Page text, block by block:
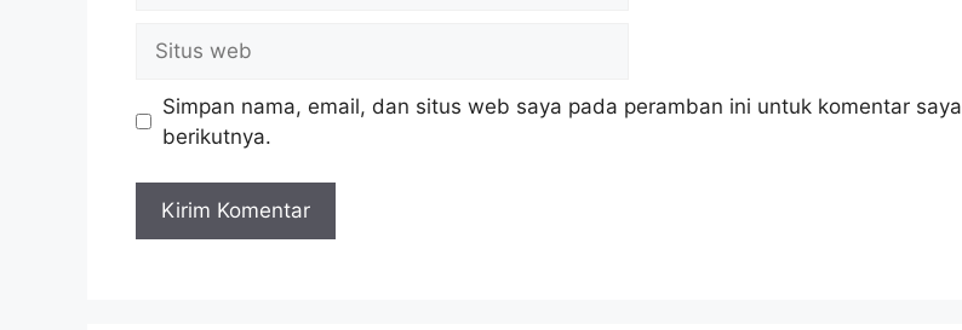
web
Simpan nama, email, dan situs web saya pada peramban ini untuk komentar saya
berikutnya.